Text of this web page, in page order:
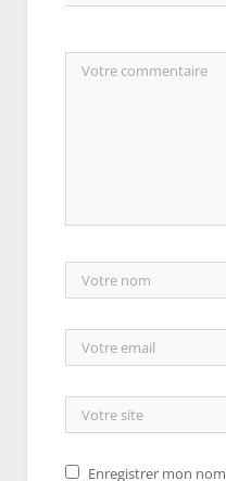
Enregistrer mon